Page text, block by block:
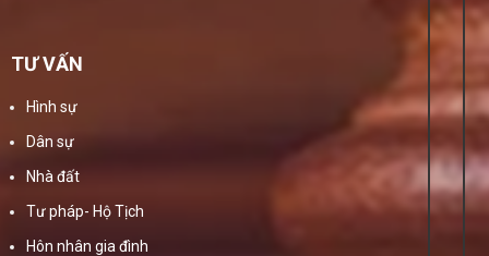
TƯ VẤN
Hình sự
Dân sự
Nhà đất
Tư pháp- Hộ Tịch
Hôn nhân gia đình